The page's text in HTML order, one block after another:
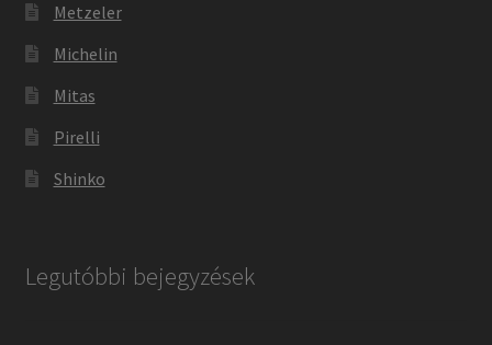
Metzeler
Michelin
Mitas
Pirelli
Shinko
Legutóbbi bejegyzések